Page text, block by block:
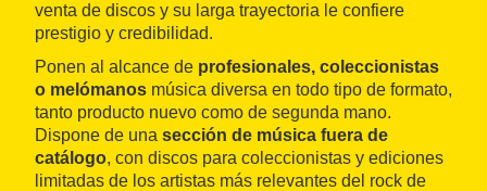
venta de discos y su larga trayectoria le confiere
prestigio y credibilidad.
Ponen al alcance de profesionales, coleccionistas
o melómanos música diversa en todo tipo de formato,
tanto producto nuevo como de segunda mano.
Dispone de una sección de música fuera de
catálogo, con discos para coleccionistas y ediciones
limitadas de los artistas más relevantes del rock de